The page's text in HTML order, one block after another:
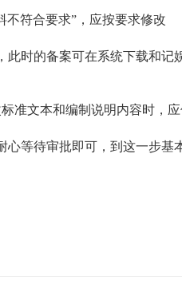
符合要求”，应按要求修改
时的备案可在系统下载和记
文本和编制说明内容时，应
等待审批即可，到这一步基